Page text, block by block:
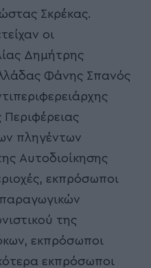
Σκρέκας.
οι
Δημήτρης
Φάνης Σπανός
πληγέντων
Αυτοδιοίκησης
εκπρόσωποι
της
εκπρόσωποι
εκπρόσωποι